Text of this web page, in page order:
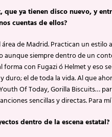
que ya tienen disco nuevo, y
cuentas de ellos?
de Madrid. Practican un estilo
siempre dentro de un
con Fugazi ó Helmet y eso
duro; el de toda la vida. Al que
Of Today, Gorilla Biscuits…
sencillas y directas. Para
dentro de la escena estatal?